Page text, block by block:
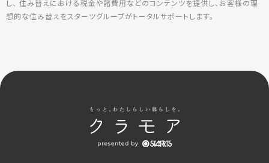
し、 住み替えにおける税金や諸費用などのコンテンツを提供し、お客様の理
想的な住み替えをスターツグループがトータルサポートします。